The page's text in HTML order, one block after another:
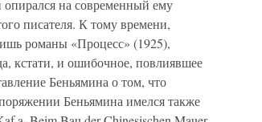
опирался на современный ему
писателя. К тому времени,
романы «Процесс» (1925),
кстати, и ошибочное, повлиявшее
Беньямина о том, что
Беньямина имелся также